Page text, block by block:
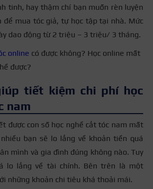
tinh, hay thậm chí bạn muốn rèn luyện
để mua tóc giả, tự học tập tại nhà. Mức
dao động từ 2 triệu – 3 triệu/ 3 tháng.
online có được không? Học online mất
được?
tiết kiệm chi phí học
nam
được con số học nghề cắt tóc nam mất
bạn sẽ lo lắng về khoản tiền quá
mình và gia đình đúng không nào. Tuy
lo lắng về tài chính. Bên trên là một
những khoản chi tiêu khá thoải mái.